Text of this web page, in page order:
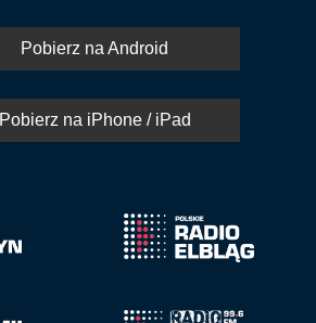
Pobierz na Android
Pobierz na iPhone / iPad